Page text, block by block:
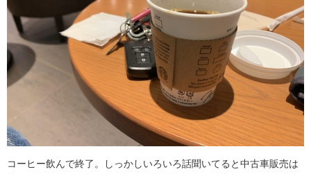
コーヒー飲んで終了。しっかしいろいろ話聞いてると中古車販売は